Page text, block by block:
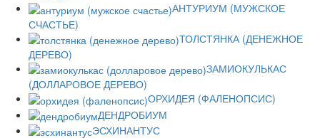
АНТУРИУМ (МУЖСКОЕ
СЧАСТЬЕ)
ТОЛСТЯНКА (ДЕНЕЖНОЕ
ДЕРЕВО)
ЗАМИОКУЛЬКАС
(ДОЛЛАРОВОЕ ДЕРЕВО)
ОРХИДЕЯ (ФАЛЕНОПСИС)
ДЕНДРОБИУМ
ЭСХИНАНТУС